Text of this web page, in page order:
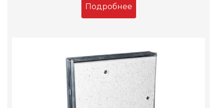
Подробнее